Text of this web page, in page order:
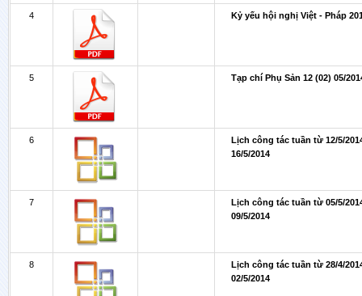
4 Kỷ yếu hội nghị Việt - Pháp
5 Tạp chí Phụ Sản 12 (02) 05/
6
Lịch công tác tuần từ 12/5/
16/5/2014
7
Lịch công tác tuần từ 05/5/
09/5/2014
8
Lịch công tác tuần từ 28/4/
02/5/2014